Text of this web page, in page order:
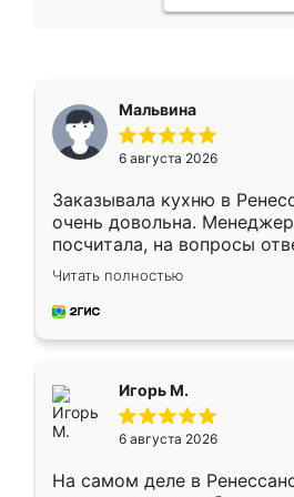
Мальвина
6 августа 2026
Заказывала кухню в
очень довольна.
посчитала, на вопросы
Замерщик приехал в
делу со всей
за день, ребята работали
Читать полностью
Игорь М.
6 августа 2026
На самом деле в